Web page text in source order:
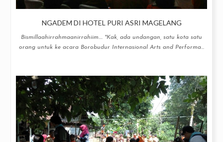
NGADEM DI HOTEL PURI ASRI MAGELANG
Bismillaahirrahmaanirrahiim.... "Kak, ada undangan, satu kota satu
orang untuk ke acara Borobudur Internasional Arts and Performa...